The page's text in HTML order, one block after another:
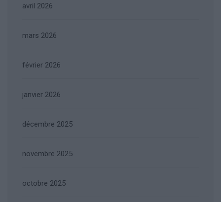
avril 2026
mars 2026
février 2026
janvier 2026
décembre 2025
novembre 2025
octobre 2025